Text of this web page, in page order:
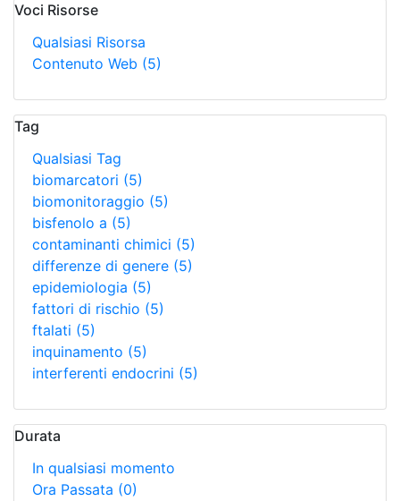
Voci Risorse
Qualsiasi Risorsa
Contenuto Web (5)
Tag
Qualsiasi Tag
biomarcatori (5)
biomonitoraggio (5)
bisfenolo a (5)
contaminanti chimici (5)
differenze di genere (5)
epidemiologia (5)
fattori di rischio (5)
ftalati (5)
inquinamento (5)
interferenti endocrini (5)
Durata
In qualsiasi momento
Ora Passata (0)